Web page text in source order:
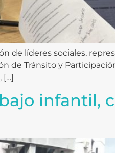
de líderes sociales,
de Tránsito y
[…]
infantil,